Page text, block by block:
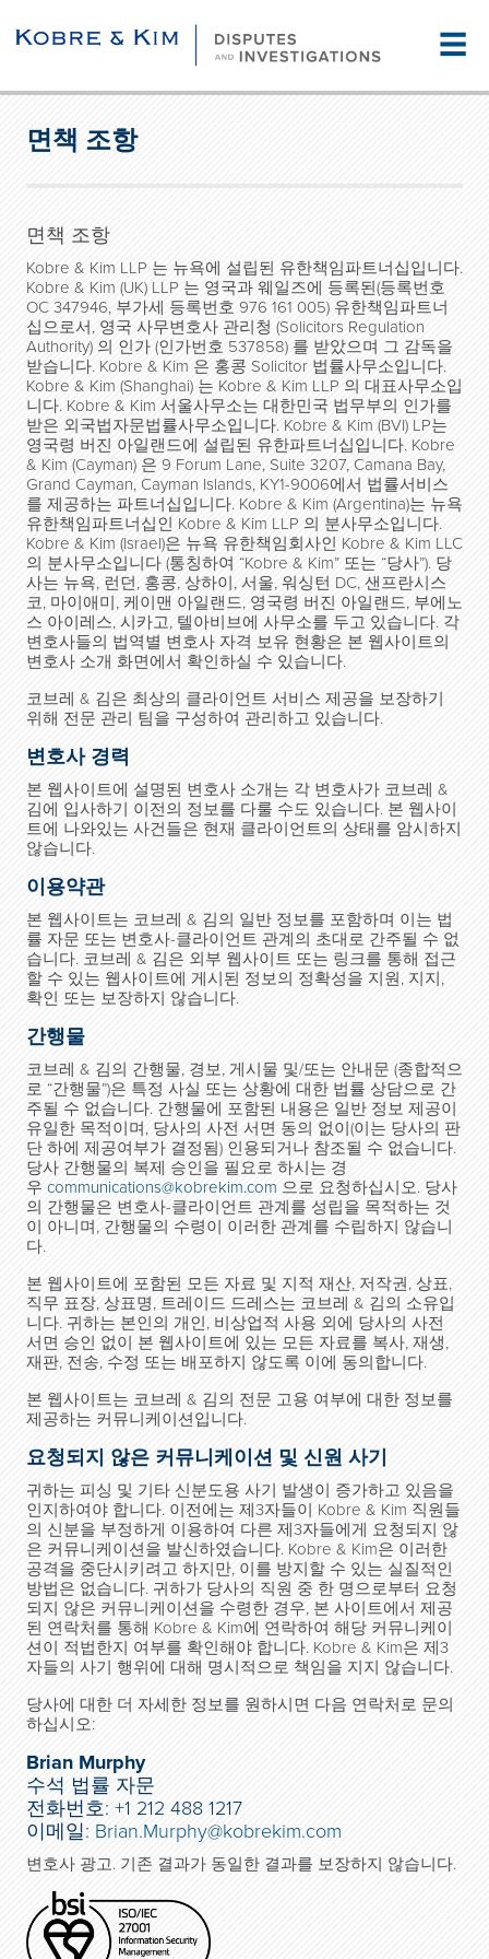
☰
면책 조항
면책 조항
Kobre & Kim LLP 는 뉴욕에 설립된 유한책임파트너십입니다.
Kobre & Kim (UK) LLP 는 영국과 웨일즈에 등록된(등록번호
OC 347946, 부가세 등록번호 976 161 005) 유한책임파트너
십으로서, 영국 사무변호사 관리청 (Solicitors Regulation
Authority) 의 인가 (인가번호 537858) 를 받았으며 그 감독을
받습니다. Kobre & Kim 은 홍콩 Solicitor 법률사무소입니다.
Kobre & Kim (Shanghai) 는 Kobre & Kim LLP 의 대표사무소입
니다. Kobre & Kim 서울사무소는 대한민국 법무부의 인가를
받은 외국법자문법률사무소입니다. Kobre & Kim (BVI) LP는
영국령 버진 아일랜드에 설립된 유한파트너십입니다. Kobre
& Kim (Cayman) 은 9 Forum Lane, Suite 3207, Camana Bay,
Grand Cayman, Cayman Islands, KY1-9006에서 법률서비스
를 제공하는 파트너십입니다. Kobre & Kim (Argentina)는 뉴욕
유한책임파트너십인 Kobre & Kim LLP 의 분사무소입니다.
Kobre & Kim (Israel)은 뉴욕 유한책임회사인 Kobre & Kim LLC
의 분사무소입니다 (통칭하여 “Kobre & Kim” 또는 “당사”). 당
사는 뉴욕, 런던, 홍콩, 상하이, 서울, 워싱턴 DC, 샌프란시스
코, 마이애미, 케이맨 아일랜드, 영국령 버진 아일랜드, 부에노
스 아이레스, 시카고, 텔아비브에 사무소를 두고 있습니다. 각
변호사들의 법역별 변호사 자격 보유 현황은 본 웹사이트의
변호사 소개 화면에서 확인하실 수 있습니다.
코브레 & 김은 최상의 클라이언트 서비스 제공을 보장하기
위해 전문 관리 팀을 구성하여 관리하고 있습니다.
변호사 경력
본 웹사이트에 설명된 변호사 소개는 각 변호사가 코브레 &
김에 입사하기 이전의 정보를 다룰 수도 있습니다. 본 웹사이
트에 나와있는 사건들은 현재 클라이언트의 상태를 암시하지
않습니다.
이용약관
본 웹사이트는 코브레 & 김의 일반 정보를 포함하며 이는 법
률 자문 또는 변호사-클라이언트 관계의 초대로 간주될 수 없
습니다. 코브레 & 김은 외부 웹사이트 또는 링크를 통해 접근
할 수 있는 웹사이트에 게시된 정보의 정확성을 지원, 지지,
확인 또는 보장하지 않습니다.
간행물
코브레 & 김의 간행물, 경보, 게시물 및/또는 안내문 (종합적으
로 “간행물”)은 특정 사실 또는 상황에 대한 법률 상담으로 간
주될 수 없습니다. 간행물에 포함된 내용은 일반 정보 제공이
유일한 목적이며, 당사의 사전 서면 동의 없이(이는 당사의 판
단 하에 제공여부가 결정됨) 인용되거나 참조될 수 없습니다.
당사 간행물의 복제 승인을 필요로 하시는 경
우 communications@kobrekim.com 으로 요청하십시오. 당사
의 간행물은 변호사-클라이언트 관계를 성립을 목적하는 것
이 아니며, 간행물의 수령이 이러한 관계를 수립하지 않습니
다.
본 웹사이트에 포함된 모든 자료 및 지적 재산, 저작권, 상표,
직무 표장, 상표명, 트레이드 드레스는 코브레 & 김의 소유입
니다. 귀하는 본인의 개인, 비상업적 사용 외에 당사의 사전
서면 승인 없이 본 웹사이트에 있는 모든 자료를 복사, 재생,
재판, 전송, 수정 또는 배포하지 않도록 이에 동의합니다.
본 웹사이트는 코브레 & 김의 전문 고용 여부에 대한 정보를
제공하는 커뮤니케이션입니다.
요청되지 않은 커뮤니케이션 및 신원 사기
귀하는 피싱 및 기타 신분도용 사기 발생이 증가하고 있음을
인지하여야 합니다. 이전에는 제3자들이 Kobre & Kim 직원들
의 신분을 부정하게 이용하여 다른 제3자들에게 요청되지 않
은 커뮤니케이션을 발신하였습니다. Kobre & Kim은 이러한
공격을 중단시키려고 하지만, 이를 방지할 수 있는 실질적인
방법은 없습니다. 귀하가 당사의 직원 중 한 명으로부터 요청
되지 않은 커뮤니케이션을 수령한 경우, 본 사이트에서 제공
된 연락처를 통해 Kobre & Kim에 연락하여 해당 커뮤니케이
션이 적법한지 여부를 확인해야 합니다. Kobre & Kim은 제3
자들의 사기 행위에 대해 명시적으로 책임을 지지 않습니다.
당사에 대한 더 자세한 정보를 원하시면 다음 연락처로 문의
하십시오:
Brian Murphy
수석 법률 자문
전화번호: +1 212 488 1217
이메일: Brian.Murphy@kobrekim.com
변호사 광고. 기존 결과가 동일한 결과를 보장하지 않습니다.